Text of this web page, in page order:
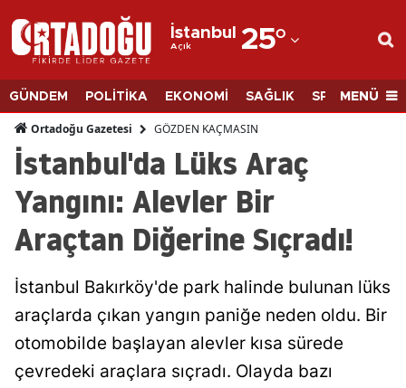
İstanbul
Açık 25°
Adana
Adıyaman
Afyonkarahisar
Ağrı
Amasya
Ankara
Antalya
Artvin
Aydın
GÜNDEM POLİTİKA EKONOMİ SAĞLIK SPORMENÜ
Ortadoğu Gazetesi GÖZDEN KAÇMASIN
İstanbul'da Lüks Araç
Yangını: Alevler Bir
Araçtan Diğerine Sıçradı!
İstanbul Bakırköy'de park halinde bulunan lüks
araçlarda çıkan yangın paniğe neden oldu. Bir
otomobilde başlayan alevler kısa sürede
çevredeki araçlara sıçradı. Olayda bazı